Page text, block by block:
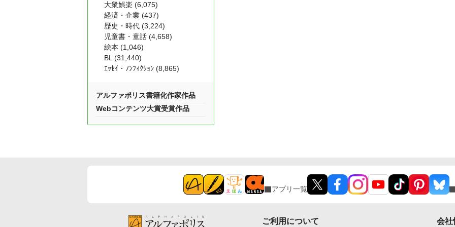
大衆娯楽 (6,075)
経済・企業 (437)
歴史・時代 (3,224)
児童書・童話 (4,658)
絵本 (1,046)
BL (31,440)
ｴｯｾｲ・ﾉﾝﾌｨｸｼｮﾝ (8,865)
アルファポリス書籍化作家作品
Webコンテンツ大賞受賞作品
アプリ一覧
ご利用について 会社